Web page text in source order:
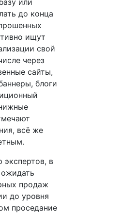
или
до конца
ищут
свой
через
сайты,
блоги
всё же
экспертов, в
ожидать
продаж
до уровня
проседание